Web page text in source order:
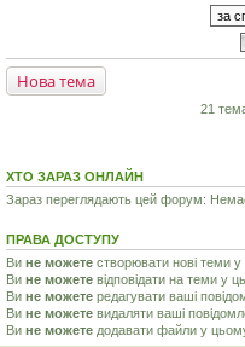
Нова тема
21
ХТО ЗАРАЗ ОНЛАЙН
Зараз переглядають цей форум: Немає
ПРАВА ДОСТУПУ
Ви не можете створювати нові теми
Ви не можете відповідати на теми у
Ви не можете редагувати ваші
Ви не можете видаляти ваші
Ви не можете додавати файли у